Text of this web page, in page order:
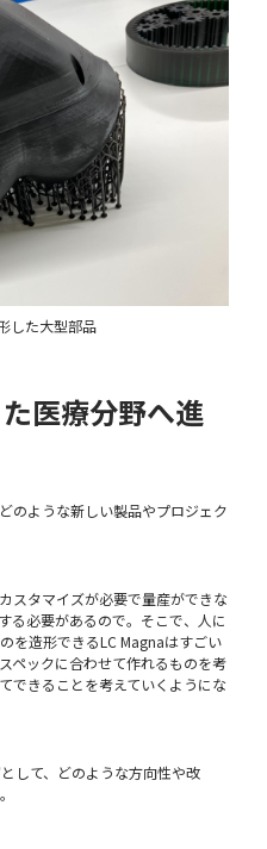
した大型部品
医療分野へ進
のような新しい製品やプロジェク
スタマイズが必要で量産ができな
る必要があるので。そこで、人に
を造形できるLC Magnaはすごい
ペックに合わせて作れるものを考
できることを考えていくようにな
して、どのような方向性や改